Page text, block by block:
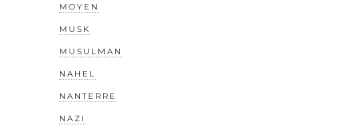
MOYEN
MUSK
MUSULMAN
NAHEL
NANTERRE
NAZI